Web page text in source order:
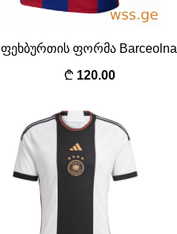
ფეხბურთის ფორმა Barceolna
120.00